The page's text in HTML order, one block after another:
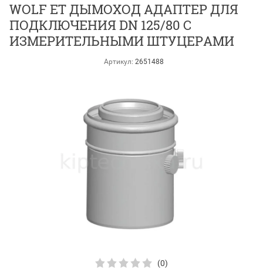
WOLF ET ДЫМОХОД АДАПТЕР ДЛЯ
ПОДКЛЮЧЕНИЯ DN 125/80 С
ИЗМЕРИТЕЛЬНЫМИ ШТУЦЕРАМИ
Артикул: 2651488
(0)